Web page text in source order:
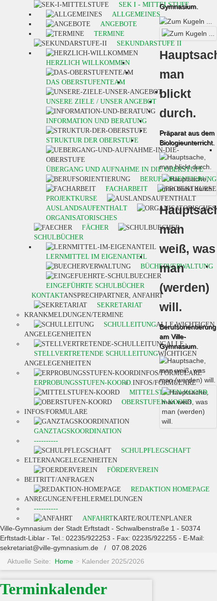
Gymnasium.
man
blickt
durch.
Präparat aus dem
Biologieunterricht.
man
weiß, was
man
(werden)
will.
Berufsorientierung
am Ville-
Gymnasium.
SEK I - MITTELSTUFE
ALLGEMEINES
ANGEBOTE
TERMINE
SEKUNDARSTUFE II
HERZLICH WILLKOMMEN
DAS OBERSTUFENTEAM
UNSERE ZIELE / UNSER ANGEBOT
INFORMATION UND BERATUNG
STRUKTUR DER OBERSTUFE
ÜBERGANG UND AUFNAHME IN DIE OBERSTUFE
BERUFSORIENTIERUNG
FACHARBEIT
PROJEKTKURSE
AUSLANDSAUFENTHALT
ORGANISATORISCHES
FÄCHER
SCHULBÜCHER
LERNMITTEL IM EIGENANTEIL
BÜCHERVERWALTUNG
EINGEFÜHRTE SCHULBÜCHER
KONTAKTANSPRECHPARTNER, ANFAHRT
SEKRETARIAT
KRANKMELDUNGEN/TERMINE
SCHULLEITUNGALLE WICHTIGEN
ANGELEGENHEITEN
STELLVERTRETENDE SCHULLEITUNG
ALLE
WICHTIGEN
ANGELEGENHEITEN
ERPROBUNGSSTUFEN-KOORD.
INFOS/FORMULARE
MITTELSTUFEN-KOORD.
INFOS/FORMULARE
OBERSTUFEN-KOORD.
INFOS/FORMULARE
GANZTAGSKOORDINATION
----------
SCHULPFLEGSCHAFT
ELTERNANGELEGENHEITEN
FÖRDERVEREIN
BEITRITT/ANFRAGEN
REDAKTION HOMEPAGE
ANREGUNGEN/FEHLERMELDUNGEN
----------
ANFAHRTKARTE/ROUTENPLANER
Ville-Gymnasium der Stadt Erftstadt - Schwalbenstraße 1 - 50374
Erftstadt-Liblar - Tel.: 02235/922253 - Fax: 02235/922255 - E-Mail:
sekretariat@ville-gymnasium.de / 07.08.2026
Aktuelle Seite: Home > Kalender 2025/2026
Terminkalender